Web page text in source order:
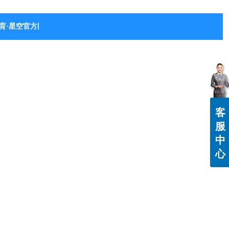
·星空官方网站-星空体育（中国）
客
服
中
心